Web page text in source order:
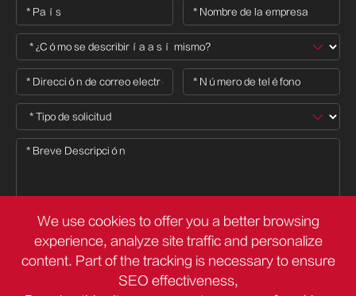

We use cookies to offer you a better browsing
experience, analyze site traffic and personalize
content. Part of the tracking is necessary to ensure
SEO effectiveness,